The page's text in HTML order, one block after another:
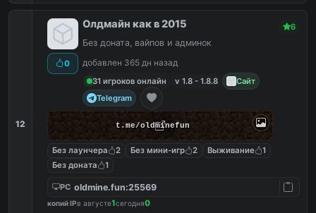
12
0
Олдмайн как в 2015 6
Без доната, вайпов и админок
добавлен 365 дн назад
31 игроков онлайн
v 1.8 - 1.8.8
Сайт
Telegram
t.me/oldminefun
Без лаунчера 2 Без мини-игр 2 Выживание
1
Без доната
1
PC oldmine.fun:25569
копий IPв августе1сегодня0